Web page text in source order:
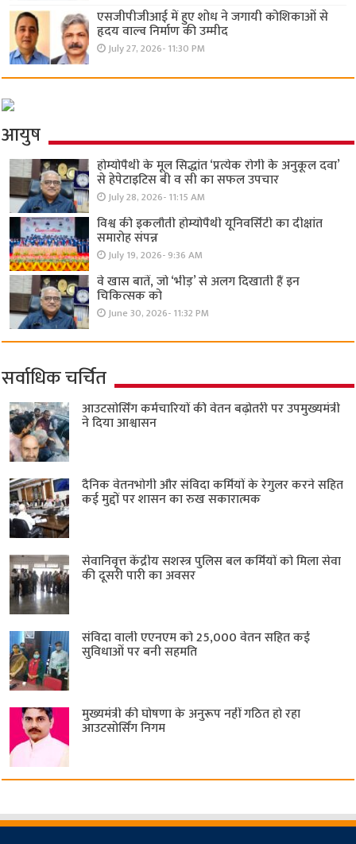
एसजीपीजीआई में हुए शोध ने जगायी कोशिकाओं से
हृदय वाल्व निर्माण की उम्मीद
July 27, 2026- 11:30 PM
आयुष
होम्योपैथी के मूल सिद्धांत ‘प्रत्येक रोगी केे अनुकूल दवा’
से हेपेटाइटिस बी व सी का सफल उपचार
July 28, 2026- 11:15 AM
विश्व की इकलौती होम्योपैथी यूनिवर्सिटी का दीक्षांत
समारोह संपन्न
July 19, 2026- 9:36 AM
वे खास बातें, जो ‘भीड़’ से अलग दिखाती हैं इन
चिकित्सक को
June 30, 2026- 11:32 PM
सर्वाधिक चर्चित
आउटसोर्सिंग कर्मचारियों की वेतन बढ़ोतरी पर उपमुख्यमंत्री
ने दिया आश्वासन
दैनिक वेतनभोगी और संविदा कर्मियों के रेगुलर करने सहित
कई मुद्दों पर शासन का रुख सकारात्मक
सेवानिवृत्त केंद्रीय सशस्त्र पुलिस बल ​कर्मियों को मिला सेवा
की दूसरी पारी का अवसर
संविदा वाली एएनएम को 25,000 वेतन सहित कई
सुविधाओं पर बनी सहमति
मुख्यमंत्री की घोषणा के अनुरूप नहीं गठित हो रहा
आउटसोर्सिंग निगम